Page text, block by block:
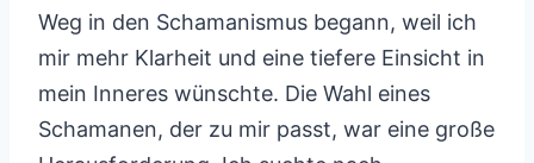
Weg in den Schamanismus begann, weil ich
mir mehr Klarheit und eine tiefere Einsicht in
mein Inneres wünschte. Die Wahl eines
Schamanen, der zu mir passt, war eine große